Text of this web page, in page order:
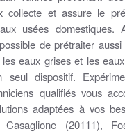
collecte et assure le
usées domestiques.
de prétraiter
eaux grises et les
dispositif.
qualifiés vous
adaptées à vos
(20111),